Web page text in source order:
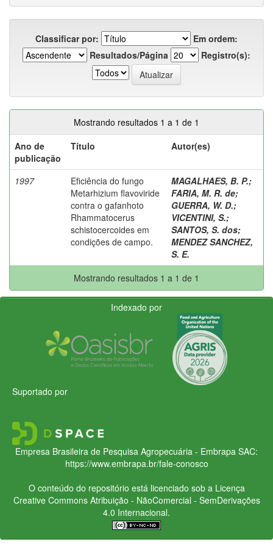
Classificar por:
Em ordem:
Resultados/Página
Registro(s):
Mostrando resultados 1 a 1 de 1
Ano de
publicação
Título Autor(es)
1997
Eficiência do fungo
Metarhizium flavoviride
contra o gafanhoto
Rhammatocerus
schistocercoides em
condições de campo.
MAGALHAES, B. P.;
FARIA, M. R. de;
GUERRA, W. D.;
VICENTINI, S.;
SANTOS, S. dos;
MENDEZ SANCHEZ,
S. E.
Mostrando resultados 1 a 1 de 1
Indexado por
Suportado por
Empresa Brasileira de Pesquisa Agropecuária - Embrapa SAC:
https://www.embrapa.br/fale-conosco
O conteúdo do repositório está licenciado sob a Licença
Creative CommonsAtribuição - NãoComercial - SemDerivações
4.0 Internacional.